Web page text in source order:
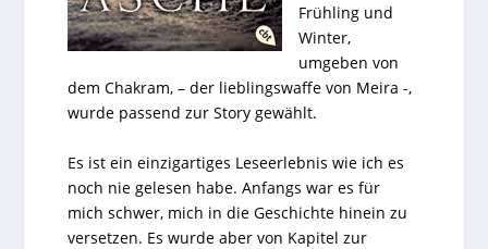
Frühling und
Winter,
umgeben von
dem Chakram, – der lieblingswaffe von Meira -,
wurde passend zur Story gewählt.
Es ist ein einzigartiges Leseerlebnis wie ich es
noch nie gelesen habe. Anfangs war es für
mich schwer, mich in die Geschichte hinein zu
versetzen. Es wurde aber von Kapitel zur